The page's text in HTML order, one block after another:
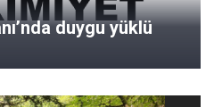
duygu yüklü